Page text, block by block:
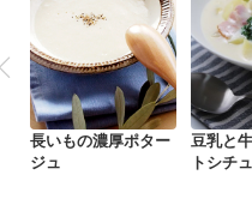
長いもの濃厚ポター
ジュ
豆乳と
トシチ